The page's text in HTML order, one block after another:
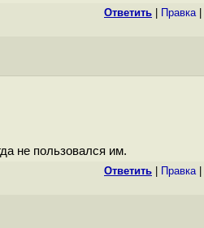
Ответить Правка|
не пользовался им.
Ответить Правка|